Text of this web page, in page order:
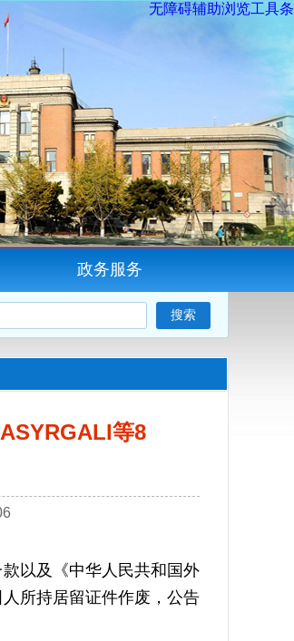
无障碍辅助浏览工具条
政务服务
等8
以及《中华人民共和国外
所持居留证件作废，公告